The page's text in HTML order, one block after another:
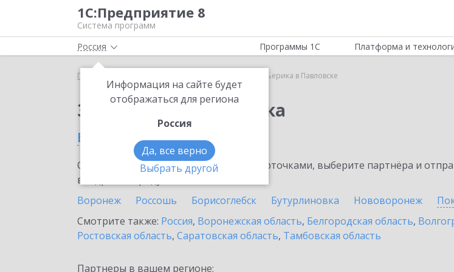
1С:Предприятие 8
Система программ
Россия
Информация на сайте будет
отображаться для региона
Россия
Да, все верно
Выбрать другой
Программы 1С Платформа и
Главная 1С-Курьерика в Павловске
Заказать 1С-Курьерика
в Павловске
Ознакомьтесь с информационными карточками, выберите партнёра и
внедрение продукта.
Воронеж
Россошь Борисоглебск Бутурлиновка Нововоронеж
Смотрите также: Россия, Воронежская область, Белгородская область,
Ростовская область, Саратовская область, Тамбовская область
Партнеры в вашем регионе: